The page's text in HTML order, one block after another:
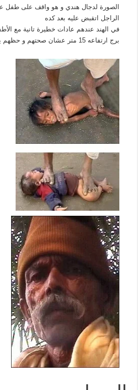
الصورة لدجال هندي و هو واقف على طفل
الراجل اتقبض عليه بعد كده
في الهند عندهم عادات خطيرة تانية مع
برج ارتفاعه 15 متر عشان صحتهم و حظهم يبقوا احسن في المستقبل